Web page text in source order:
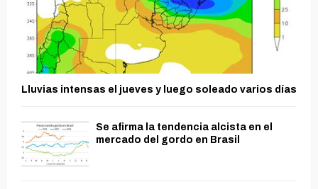
Lluvias intensas el jueves y luego soleado varios días
Se afirma la tendencia alcista en el
mercado del gordo en Brasil